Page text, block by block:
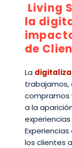
Living
la
de
La
trabajamos,
compramos
a la
los clientes